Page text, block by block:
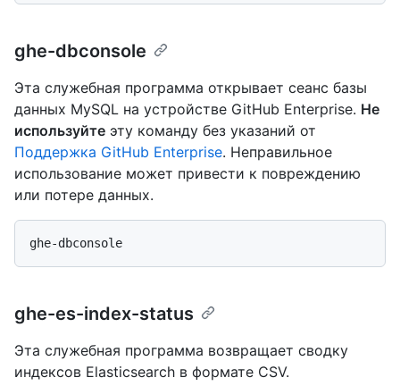
ghe-dbconsole
Эта служебная программа открывает сеанс базы
данных MySQL на устройстве GitHub Enterprise. Не
используйте эту команду без указаний от
Поддержка GitHub Enterprise. Неправильное
использование может привести к повреждению
или потере данных.
ghe-es-index-status
Эта служебная программа возвращает сводку
индексов Elasticsearch в формате CSV.